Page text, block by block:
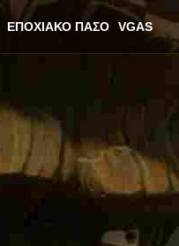
ΕΠΟΧΙΑΚΌ ΠΆΣΟ VGAS